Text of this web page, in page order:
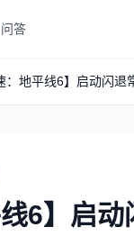
问答
：地平线6】启动闪
线6】启